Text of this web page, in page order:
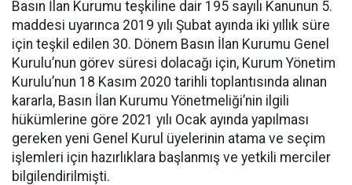
Basın İlan Kurumu teşkiline dair 195 sayılı Kanunun 5.
maddesi uyarınca 2019 yılı Şubat ayında iki yıllık süre
için teşkil edilen 30. Dönem Basın İlan Kurumu Genel
Kurulu’nun görev süresi dolacağı için, Kurum Yönetim
Kurulu’nun 18 Kasım 2020 tarihli toplantısında alınan
kararla, Basın İlan Kurumu Yönetmeliği’nin ilgili
hükümlerine göre 2021 yılı Ocak ayında yapılması
gereken yeni Genel Kurul üyelerinin atama ve seçim
işlemleri için hazırlıklara başlanmış ve yetkili merciler
bilgilendirilmişti.